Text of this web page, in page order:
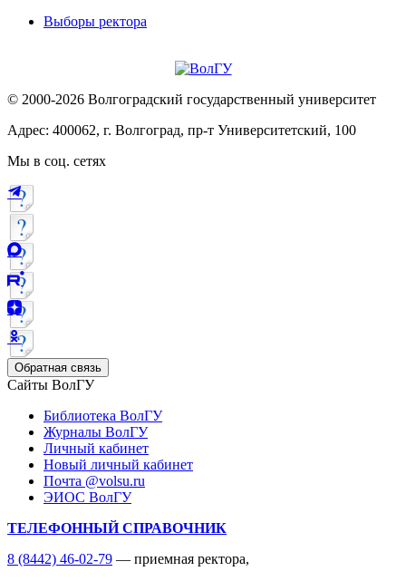
Выборы ректора
© 2000-2026 Волгоградский государственный университет
Адрес: 400062, г. Волгоград, пр-т Университетский, 100
Мы в соц. сетях
Обратная связь
Сайты ВолГУ
Библиотека ВолГУ
Журналы ВолГУ
Личный кабинет
Новый личный кабинет
Почта @volsu.ru
ЭИОС ВолГУ
ТЕЛЕФОННЫЙ СПРАВОЧНИК
8 (8442) 46-02-79 — приемная ректора,